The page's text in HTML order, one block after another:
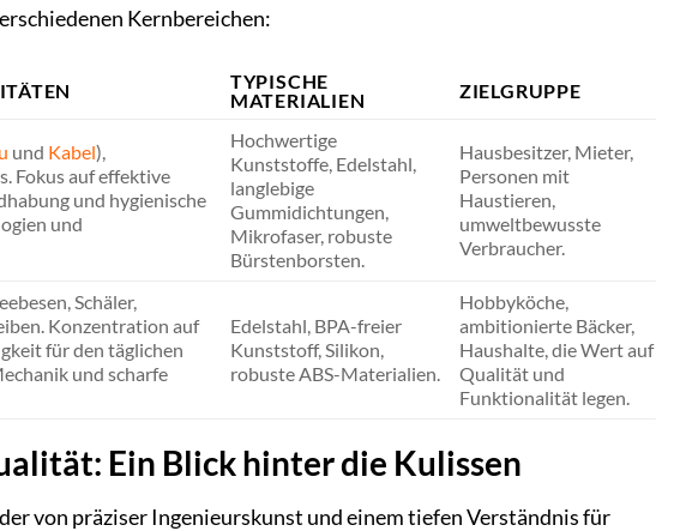
Kernbereichen:
TYPISCHE
MATERIALIEN
ZIELGRUPPE
und Kabel),
Fokus auf effektive
und hygienische
und
Hochwertige
Kunststoffe, Edelstahl,
langlebige
Gummidichtungen,
Mikrofaser, robuste
Bürstenborsten.
Hausbesitzer, Mieter,
Personen mit
Haustieren,
umweltbewusste
Verbraucher.
Schäler,
Konzentration auf
für den täglichen
und scharfe
Edelstahl, BPA-freier
Kunststoff, Silikon,
robuste ABS-Materialien.
Hobbyköche,
ambitionierte Bäcker,
Haushalte, die Wert auf
Qualität und
Funktionalität legen.
Ein Blick hinter die Kulissen
von präziser Ingenieurskunst und einem tiefen Verständnis für